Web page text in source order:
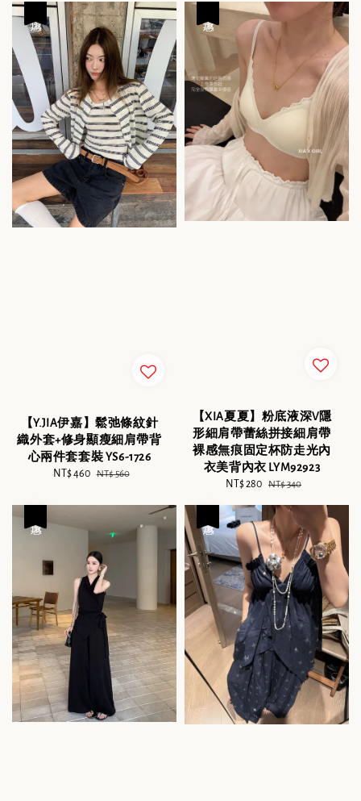
【Y.JIA伊嘉】鬆弛條紋針
織外套+修身顯瘦細肩帶背
心兩件套套裝 YS6-1726
Sale
NT$ 460 Regular
NT$ 560
【XIA夏夏】粉底液深V隱
形細肩帶蕾絲拼接細肩帶
裸感無痕固定杯防走光內
衣美背內衣 LYM92923
Sale
NT$ 280 Regular
NT$ 340